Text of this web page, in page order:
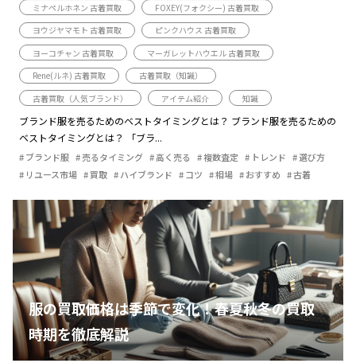
ミナペルホネン 古着買取
FOXEY(フォクシー) 古着買取
ヨウジヤマモト 古着買取
ピンクハウス 古着買取
ヨーコチャン 古着買取
マーガレットハウエル 古着買取
Rene(ルネ) 古着買取
古着買取（知識）
古着買取（人気ブランド）
アイテム紹介 知識
ブランド服を売るためのベストタイミングとは？ ブランド服を売るための
ベストタイミングとは？ 「ブラ...
ブランド服 売るタイミング 高く売る 複数査定 トレンド
選び方
リユース市場
買取 ハイブランド コツ 相場 おすすめ 古着
服の買取価格は季節で変化！春夏秋冬の買取
時期を徹底解説